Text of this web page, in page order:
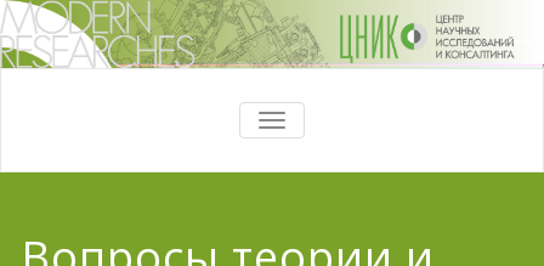
ПОКАЗАТЬ/
СКРЫТЬ